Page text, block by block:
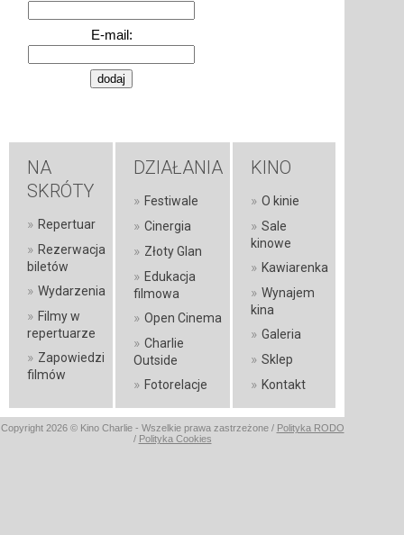
E-mail:
NA
SKRÓTY
» Repertuar
» Rezerwacja
biletów
» Wydarzenia
» Filmy w
repertuarze
» Zapowiedzi
filmów
DZIAŁANIA
» Festiwale
» Cinergia
» Złoty Glan
» Edukacja
filmowa
» Open Cinema
» Charlie
Outside
» Fotorelacje
KINO
» O kinie
» Sale
kinowe
» Kawiarenka
» Wynajem
kina
» Galeria
» Sklep
» Kontakt
Copyright 2026 © Kino Charlie - Wszelkie prawa zastrzeżone / Polityka RODO
/ Polityka Cookies